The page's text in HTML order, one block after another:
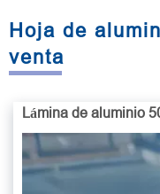
Hoja de
venta
Lámina de aluminio